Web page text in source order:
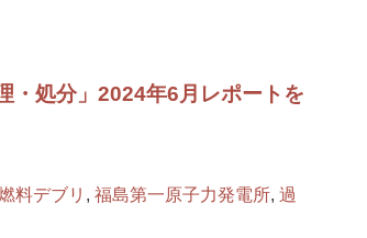
・処分」2024年6月レポートを
料デブリ , 福島第一原子力発電所, 過